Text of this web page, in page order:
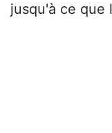
jusqu'à ce que